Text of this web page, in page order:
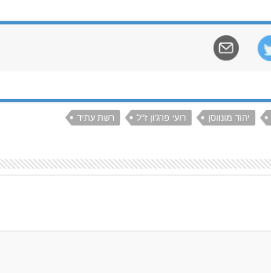
יהוד מונווסן רועי פרג'ון ז"ל רשת עתיד